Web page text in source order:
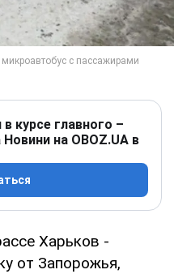
курсе главного –
на OBOZ.UA в
Харьков -
от Запорожья,